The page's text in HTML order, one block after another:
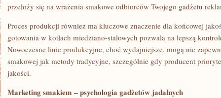
przełoży się na wrażenia smakowe odbiorców Twojego gadżetu
Proces produkcji również ma kluczowe znaczenie dla końcowej
gotowania w kotłach miedziano-stalowych pozwala na lepszą
Nowoczesne linie produkcyjne, choć wydajniejsze, mogą nie
smakowej jak metody tradycyjne, szczególnie gdy producent
jakości.
Marketing smakiem – psychologia gadżetów jadalnych